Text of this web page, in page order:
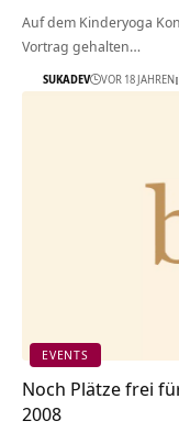
Auf dem Kinderyoga
Vortrag gehalten…
SUKADEV VOR 18 JAHREN
EVENTS
Noch Plätze frei
2008